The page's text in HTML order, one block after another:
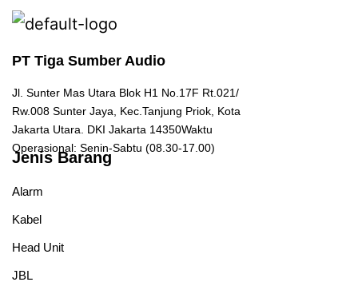
PT Tiga Sumber Audio
Jl. Sunter Mas Utara Blok H1 No.17F Rt.021/
Rw.008 Sunter Jaya, Kec.Tanjung Priok, Kota
Jakarta Utara. DKI Jakarta 14350Waktu
Operasional: Senin-Sabtu (08.30-17.00)
Jenis Barang
Alarm
Kabel
Head Unit
JBL